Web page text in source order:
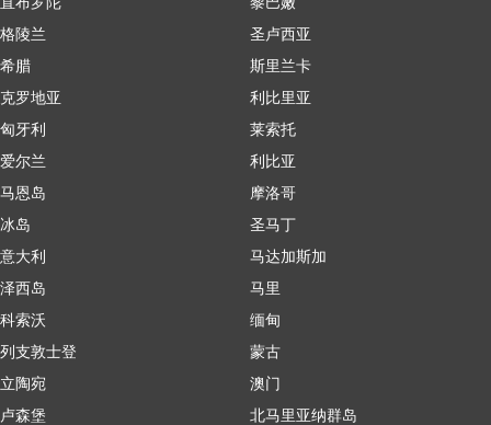
格陵兰
希腊
克罗地亚
匈牙利
爱尔兰
马恩岛
冰岛
意大利
泽西岛
科索沃
列支敦士登
立陶宛
卢森堡
圣卢西亚
斯里兰卡
利比里亚
莱索托
利比亚
摩洛哥
圣马丁
马达加斯加
马里
缅甸
蒙古
澳门
北马里亚纳群岛